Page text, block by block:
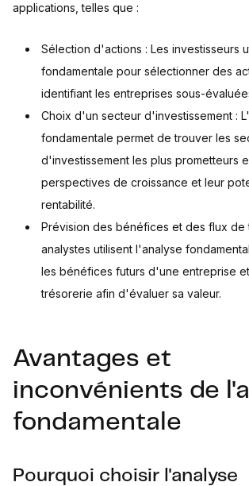
applications, telles que :
Sélection d'actions : Les investisseurs
fondamentale pour sélectionner des
identifiant les entreprises sous-
Choix d'un secteur d'investissement :
fondamentale permet de trouver les
d'investissement les plus prometteurs
perspectives de croissance et leur
rentabilité.
Prévision des bénéfices et des flux de
analystes utilisent l'analyse
les bénéfices futurs d'une entreprise
trésorerie afin d'évaluer sa valeur.
Avantages et
inconvénients de
fondamentale
Pourquoi choisir l'analyse